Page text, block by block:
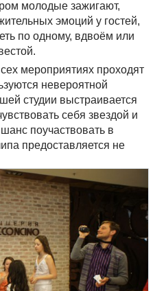
молодые зажигают,
эмоций у гостей,
по одному, вдвоём или
мероприятиях проходят
невероятной
студии выстраивается
себя звездой и
поучаствовать в
предоставляется не